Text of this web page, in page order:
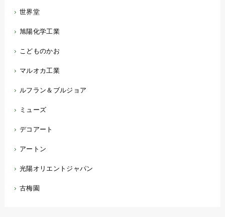
世界堂
旭陽化学工業
こどものかお
マルオカ工業
ルフラン＆ブルジョア
ミューズ
デコアート
アートン
光陽オリエントジャパン
古梅園